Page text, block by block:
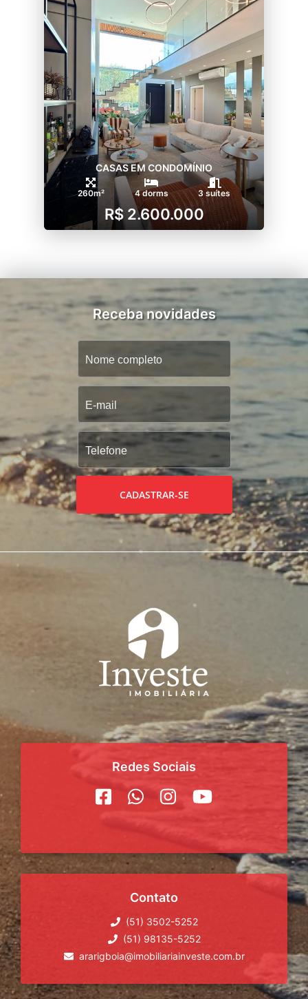
CASAS EM CONDOMÍNIO
260m² 4 dorms 3 suítes
R$ 2.600.000
Receba novidades
CADASTRAR-SE
Redes Sociais
Contato
(51) 3502-5252
(51) 98135-5252
ararigboia@imobiliariainveste.com.br